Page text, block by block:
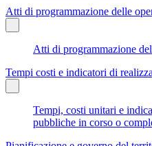
Atti di programmazione delle
Atti di programmazione
Tempi costi e indicatori di
Tempi, costi unitari e
pubbliche in corso o